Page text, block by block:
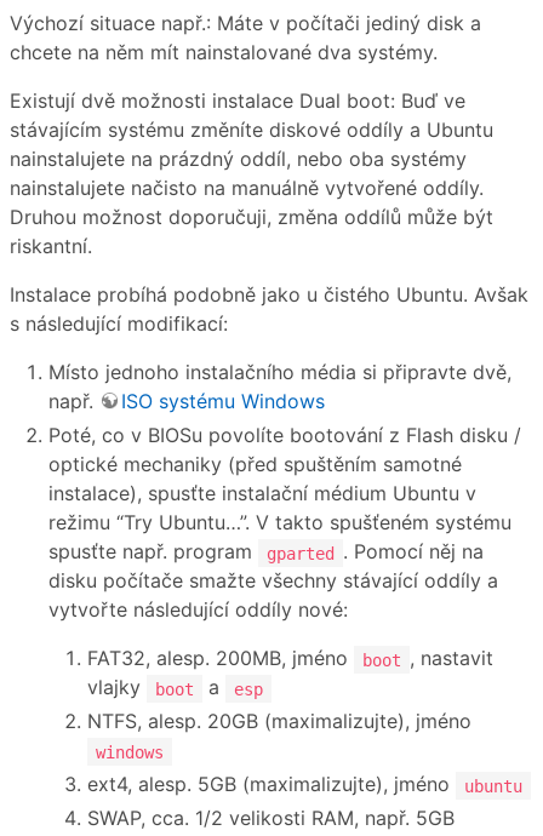
Výchozí situace např.: Máte v počítači jediný disk a
chcete na něm mít nainstalované dva systémy.
Existují dvě možnosti instalace Dual boot: Buď ve
stávajícím systému změníte diskové oddíly a Ubuntu
nainstalujete na prázdný oddíl, nebo oba systémy
nainstalujete načisto na manuálně vytvořené oddíly.
Druhou možnost doporučuji, změna oddílů může být
riskantní.
Instalace probíhá podobně jako u čistého Ubuntu. Avšak
s následující modifikací:
Místo jednoho instalačního média si připravte dvě,
např.
ISO systému Windows
Poté, co v BIOSu povolíte bootování z Flash disku /
optické mechaniky (před spuštěním samotné
instalace), spusťte instalační médium Ubuntu v
režimu “Try Ubuntu…”. V takto spušťeném systému
spusťte např. program
gparted . Pomocí něj na
disku počítače smažte všechny stávající oddíly a
vytvořte následující oddíly nové:
FAT32, alesp. 200MB, jméno
boot , nastavit
vlajky
boot a esp
NTFS, alesp. 20GB (maximalizujte), jméno
windows
ext4, alesp. 5GB (maximalizujte), jméno ubuntu
SWAP, cca. 1/2 velikosti RAM, např. 5GB